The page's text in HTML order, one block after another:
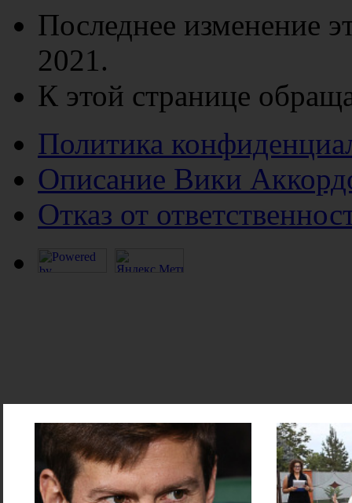
Последнее изменение
2021.
К этой странице
Политика
Описание Вики
Отказ от